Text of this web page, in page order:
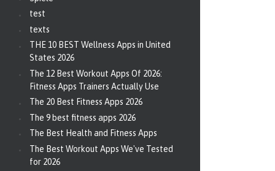
test
texts
THE 10 BEST Wellness Apps in United
States 2026
The 12 Best Workout Apps Of 2026:
Fitness Apps Trainers Actually Use
The 20 Best Fitness Apps 2026
The 9 best fitness apps 2026
The Best Health and Fitness Apps
The Best Workout Apps We've Tested
for 2026